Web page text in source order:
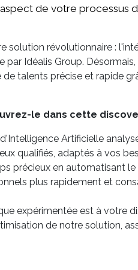
de votre processus
solution révolutionnaire :
Idéalis Group.
talents précise et rapide
le dans cette
Artificielle
qualifiés, adaptés à vos
précieux en automatisant le
plus rapidement et
expérimentée est à votre
de notre solution,